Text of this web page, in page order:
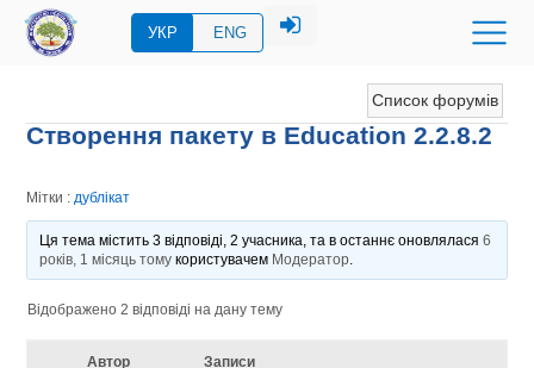
УКР ENG
Список форумів
Створення пакету в Education 2.2.8.2
Мітки : дублікат
Ця тема містить 3 відповіді, 2 учасника, та в останнє оновлялася 6
років, 1 місяць томукористувачем Модератор.
Відображено 2 відповіді на дану тему
Автор Записи